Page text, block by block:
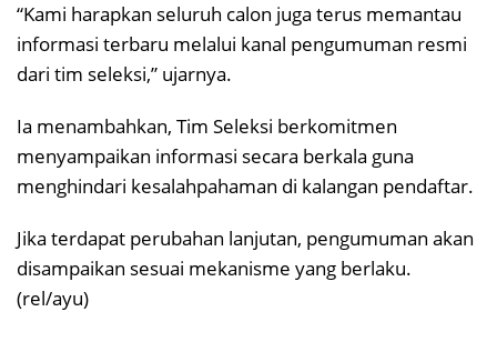
“Kami harapkan seluruh calon juga terus memantau
informasi terbaru melalui kanal pengumuman resmi
dari tim seleksi,” ujarnya.
Ia menambahkan, Tim Seleksi berkomitmen
menyampaikan informasi secara berkala guna
menghindari kesalahpahaman di kalangan pendaftar.
Jika terdapat perubahan lanjutan, pengumuman akan
disampaikan sesuai mekanisme yang berlaku.
(rel/ayu)